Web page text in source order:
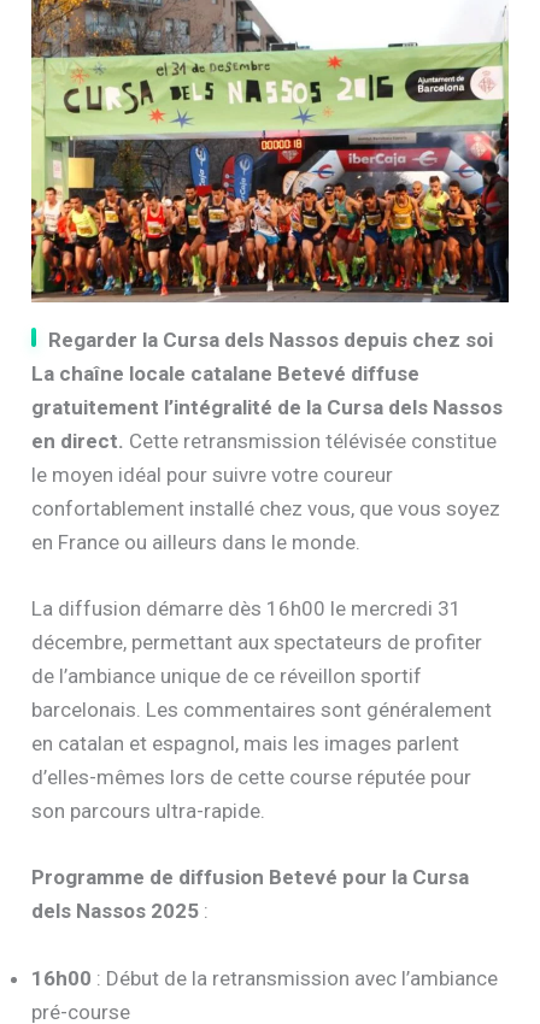
Regarder la Cursa dels Nassos depuis chez soi
La chaîne locale catalane Betevé diffuse
gratuitement l’intégralité de la Cursa dels Nassos
en direct. Cette retransmission télévisée constitue
le moyen idéal pour suivre votre coureur
confortablement installé chez vous, que vous soyez
en France ou ailleurs dans le monde.
La diffusion démarre dès 16h00 le mercredi 31
décembre, permettant aux spectateurs de profiter
de l’ambiance unique de ce réveillon sportif
barcelonais. Les commentaires sont généralement
en catalan et espagnol, mais les images parlent
d’elles-mêmes lors de cette course réputée pour
son parcours ultra-rapide.
Programme de diffusion Betevé pour la Cursa
dels Nassos 2025 :
16h00 : Début de la retransmission avec l’ambiance
pré-course